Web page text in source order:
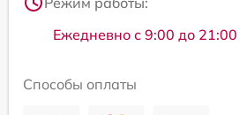
Ежедневно с 9:00 до 21:00
Способы оплаты